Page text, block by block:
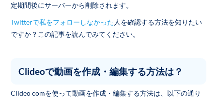
定期間後にサーバーから削除されます。
Twitterで私をフォローしなかった 人を確認する方法を知りたい
ですか？この記事を読んでみてください。
Clideoで動画を作成・編集する方法は？
Clideo comを使って動画を作成・編集する方法は、以下の通り